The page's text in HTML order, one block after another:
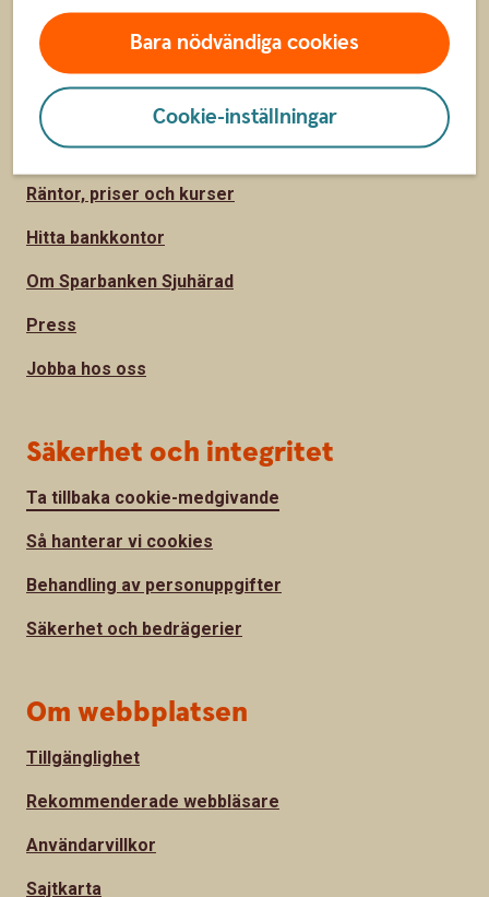
Bara nödvändiga cookies
Cookie-inställningar
Räkna på billån
Räkna ut pension
Hitta snabbt
Räntor, priser och kurser
Hitta bankkontor
Om Sparbanken Sjuhärad
Press
Jobba hos oss
Säkerhet och integritet
Ta tillbaka cookie-medgivande
Så hanterar vi cookies
Behandling av personuppgifter
Säkerhet och bedrägerier
Om webbplatsen
Tillgänglighet
Rekommenderade webbläsare
Användarvillkor
Sajtkarta